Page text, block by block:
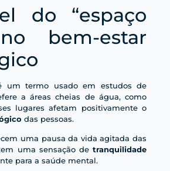
do “espaço
bem-estar
termo usado em estudos de
a áreas cheias de água, como
lugares afetam positivamente o
das pessoas.
uma pausa da vida agitada das
uma sensação de tranquilidade
para a saúde mental.